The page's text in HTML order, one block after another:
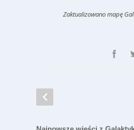
Zaktualizowano mapę